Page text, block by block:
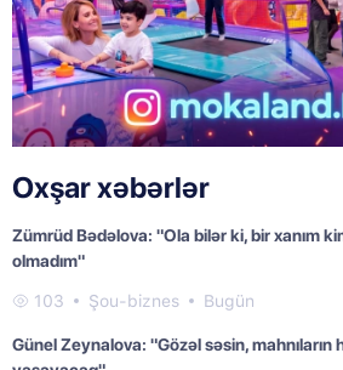
Oxşar xəbərlər
Zümrüd Bədəlova: "Ola bilər ki, bir xanım
olmadım"
103 Şou-biznes Bugün
Günel Zeynalova: "Gözəl səsin, mahnıların